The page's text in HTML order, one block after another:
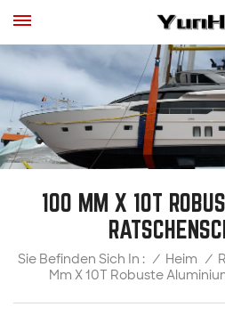
100 MM X 10T
Sie Befinden Sich In : / Heim /
Mm X 10T Robuste